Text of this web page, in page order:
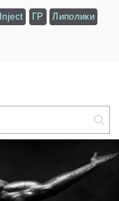
Inject ГР Липолики